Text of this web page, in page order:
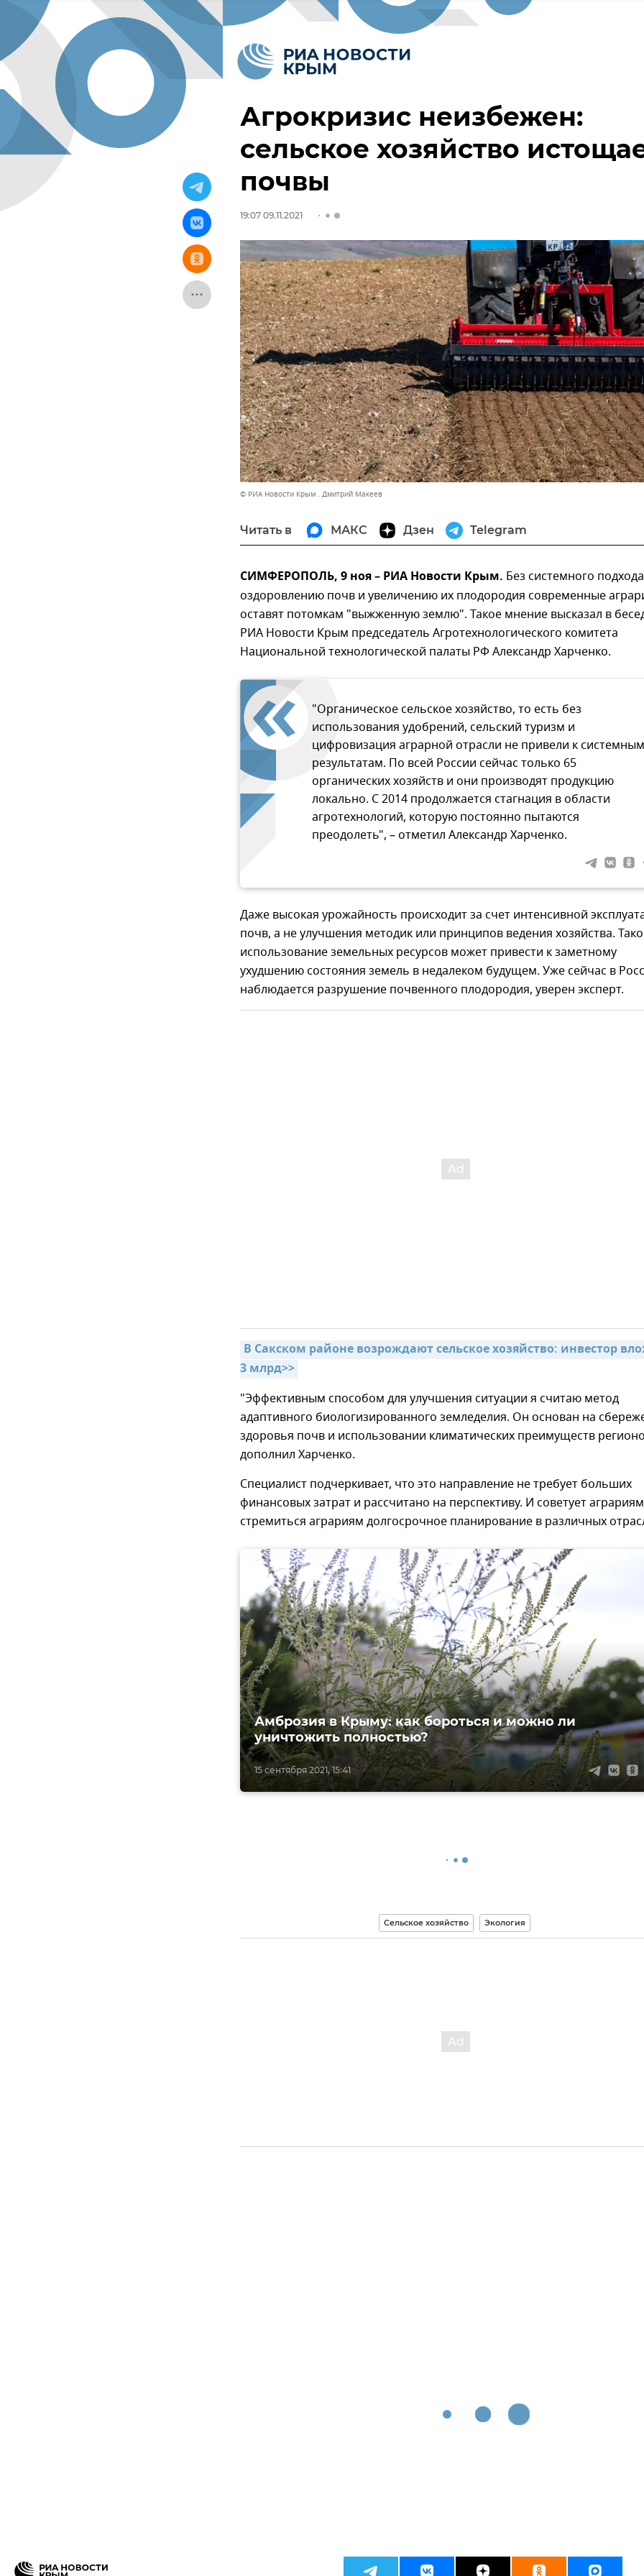
Агрокризис неизбежен:
сельское хозяйство
почвы
19:07 09.11.2021
© РИА Новости Крым . Дмитрий Макеев
Читать в МАКС Дзен Telegram
СИМФЕРОПОЛЬ, 9 ноя – РИА Новости Крым. Без системного
оздоровлению почв и увеличению их плодородия современные
оставят потомкам "выжженную землю". Такое мнение высказал в
РИА Новости Крым председатель Агротехнологического комитета
Национальной технологической палаты РФ Александр Харченко.
"Органическое сельское хозяйство, то есть без
использования удобрений, сельский туризм и
цифровизация аграрной отрасли не привели к системным
результатам. По всей России сейчас только 65
органических хозяйств и они производят продукцию
локально. С 2014 продолжается стагнация в области
агротехнологий, которую постоянно пытаются
преодолеть", – отметил Александр Харченко.
Даже высокая урожайность происходит за счет интенсивной
почв, а не улучшения методик или принципов ведения хозяйства.
использование земельных ресурсов может привести к заметному
ухудшению состояния земель в недалеком будущем. Уже сейчас в
наблюдается разрушение почвенного плодородия, уверен эксперт.
В Сакском районе возрождают сельское хозяйство: инвестор
3 млрд>>
"Эффективным способом для улучшения ситуации я считаю метод
адаптивного биологизированного земледелия. Он основан на
здоровья почв и использовании климатических преимуществ
дополнил Харченко.
Специалист подчеркивает, что это направление не требует больших
финансовых затрат и рассчитано на перспективу. И советует аграриям
стремиться аграриям долгосрочное планирование в различных
15 сентября 2021, 15:41
Амброзия в Крыму: как бороться и можно ли
уничтожить полностью?
Сельское хозяйство Экология